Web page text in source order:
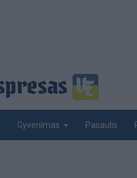
Gyvenimas Pasaulis